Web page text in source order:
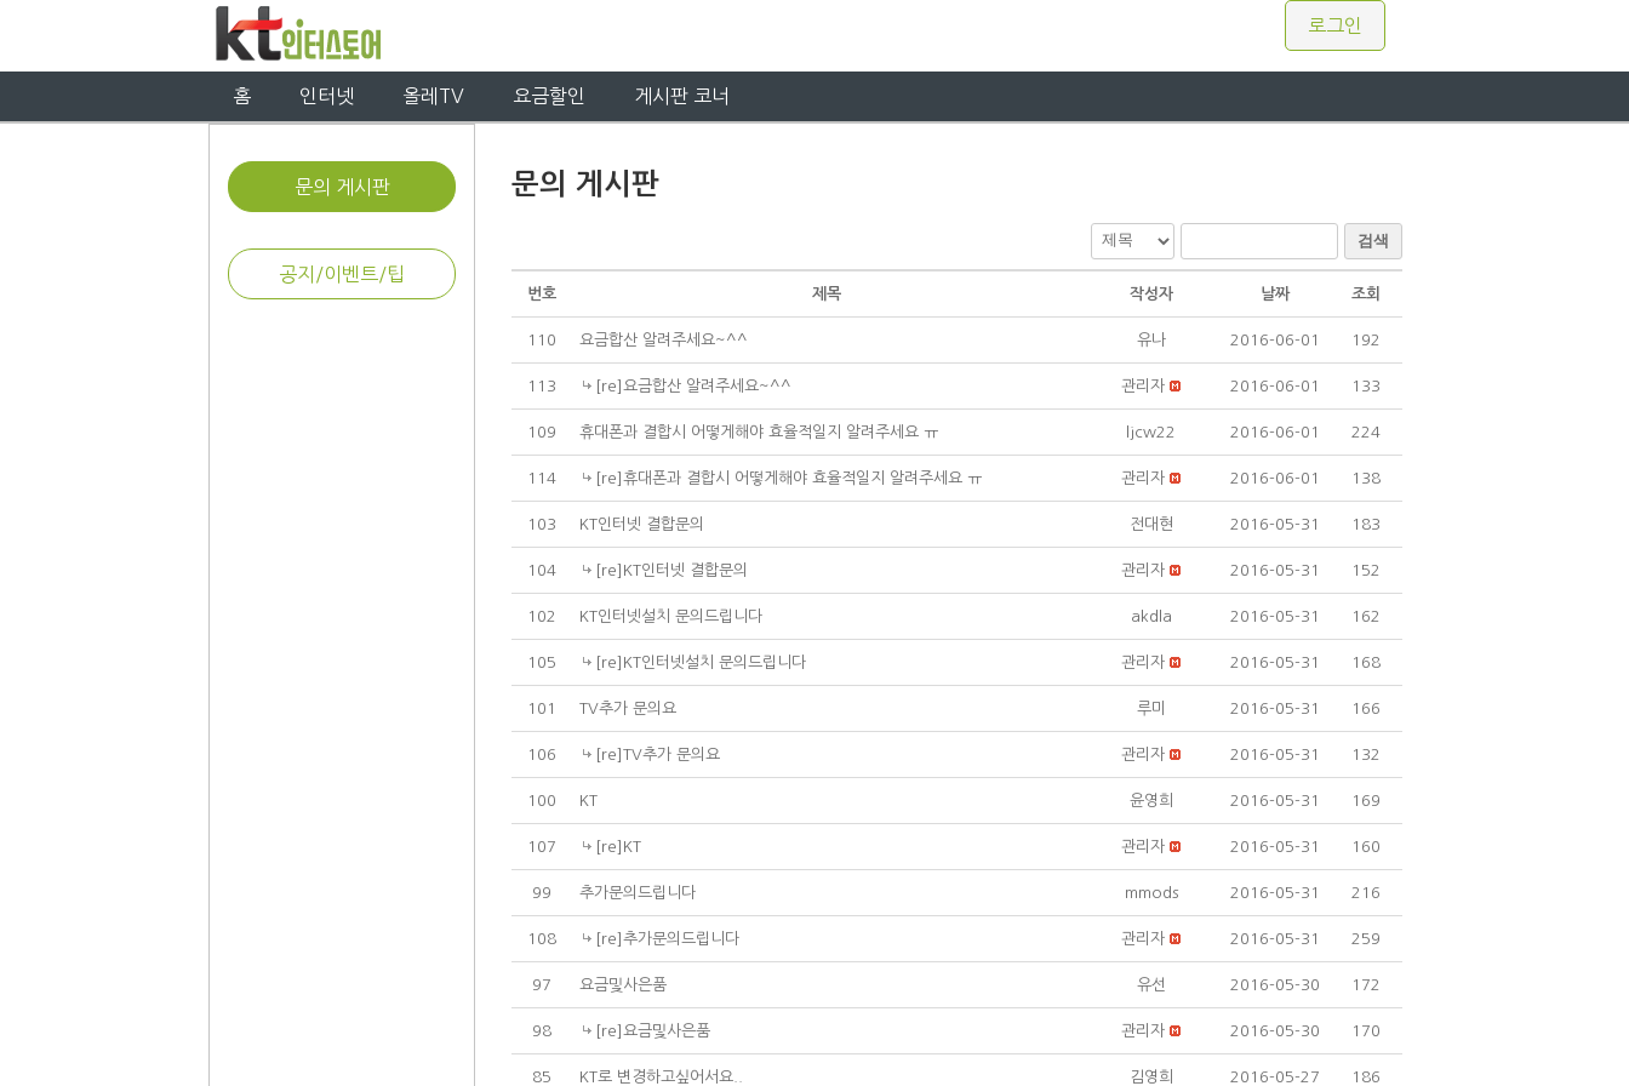
로그인
홈 인터넷 올레TV 요금할인 게시판 코너
문의 게시판
공지/이벤트/팁
문의 게시판
검색
번호 제목 작성자 날짜 조회
110 요금합산 알려주세요~^^ 유나 2016-06-01 192
113 [re]요금합산 알려주세요~^^ 관리자 2016-06-01 133
109 휴대폰과 결합시 어떻게해야 효율적일지 알려주세요 ㅠ ljcw22 2016-06-01 224
114 [re]휴대폰과 결합시 어떻게해야 효율적일지 알려주세요 ㅠ 관리자 2016-06-01 138
103 KT인터넷 결합문의 전대현 2016-05-31 183
104 [re]KT인터넷 결합문의 관리자 2016-05-31 152
102 KT인터넷설치 문의드립니다 akdla 2016-05-31 162
105 [re]KT인터넷설치 문의드립니다 관리자 2016-05-31 168
101 TV추가 문의요 루미 2016-05-31 166
106 [re]TV추가 문의요 관리자 2016-05-31 132
100 KT 윤영희 2016-05-31 169
107 [re]KT 관리자 2016-05-31 160
99 추가문의드립니다 mmods 2016-05-31 216
108 [re]추가문의드립니다 관리자 2016-05-31 259
97 요금및사은품 유선 2016-05-30 172
98 [re]요금및사은품 관리자 2016-05-30 170
85 KT로 변경하고싶어서요.. 김영희 2016-05-27 186